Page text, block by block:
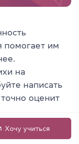
помогает им
на
написать
оценит
их
Хочу учиться